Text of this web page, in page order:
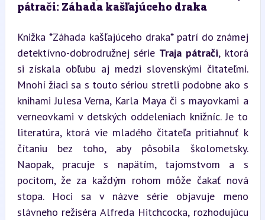
pátrači: Záhada kašľajúceho draka
Knižka *Záhada kašľajúceho draka* patrí do známej
detektívno-dobrodružnej série Traja pátrači, ktorá
si získala obľubu aj medzi slovenskými čitateľmi.
Mnohí žiaci sa s touto sériou stretli podobne ako s
knihami Julesa Verna, Karla Maya či s mayovkami a
verneovkami v detských oddeleniach knižníc. Je to
literatúra, ktorá vie mladého čitateľa pritiahnuť k
čítaniu bez toho, aby pôsobila školometsky.
Naopak, pracuje s napätím, tajomstvom a s
pocitom, že za každým rohom môže čakať nová
stopa. Hoci sa v názve série objavuje meno
slávneho režiséra Alfreda Hitchcocka, rozhodujúcu